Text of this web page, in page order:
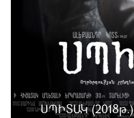
ՍՊԻՏԱԿ (2018թ.)